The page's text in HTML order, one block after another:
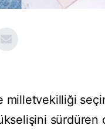
milletvekilliği
sürdüren